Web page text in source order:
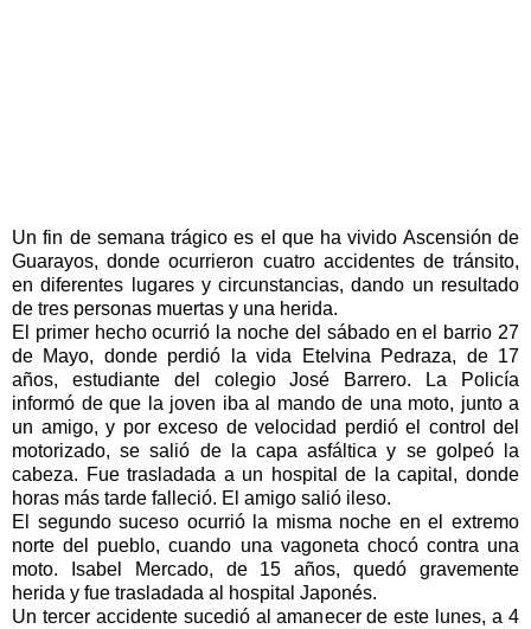
Un fin de semana trágico es el que ha vivido Ascensión de
Guarayos, donde ocurrieron cuatro accidentes de tránsito,
en diferentes lugares y circunstancias, dando un resultado
de tres personas muertas y una herida.
El primer hecho ocurrió la noche del sábado en el barrio 27
de Mayo, donde perdió la vida Etelvina Pedraza, de 17
años, estudiante del colegio José Barrero. La Policía
informó de que la joven iba al mando de una moto, junto a
un amigo, y por exceso de velocidad perdió el control del
motorizado, se salió de la capa asfáltica y se golpeó la
cabeza. Fue trasladada a un hospital de la capital, donde
horas más tarde falleció. El amigo salió ileso.
El segundo suceso ocurrió la misma noche en el extremo
norte del pueblo, cuando una vagoneta chocó contra una
moto. Isabel Mercado, de 15 años, quedó gravemente
herida y fue trasladada al hospital Japonés.
Un tercer accidente sucedió al amanecer de este lunes, a 4